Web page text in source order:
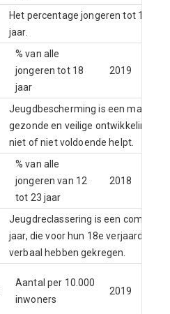
Het percentage jongeren tot 18
jaar.
% van alle
jongeren tot 18
jaar
2019
Jeugdbescherming is een
gezonde en veilige ontwikkeling
niet of niet voldoende helpt.
% van alle
jongeren van 12
tot 23 jaar
2018
Jeugdreclassering is een
jaar, die voor hun 18e verjaardag
verbaal hebben gekregen.
Aantal per 10.000
inwoners
2019